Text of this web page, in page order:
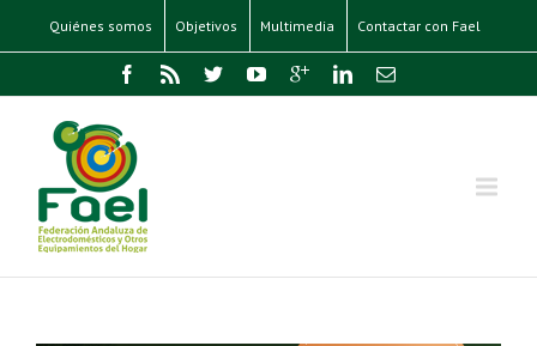
Quiénes somos Objetivos Multimedia Contactar con Fael